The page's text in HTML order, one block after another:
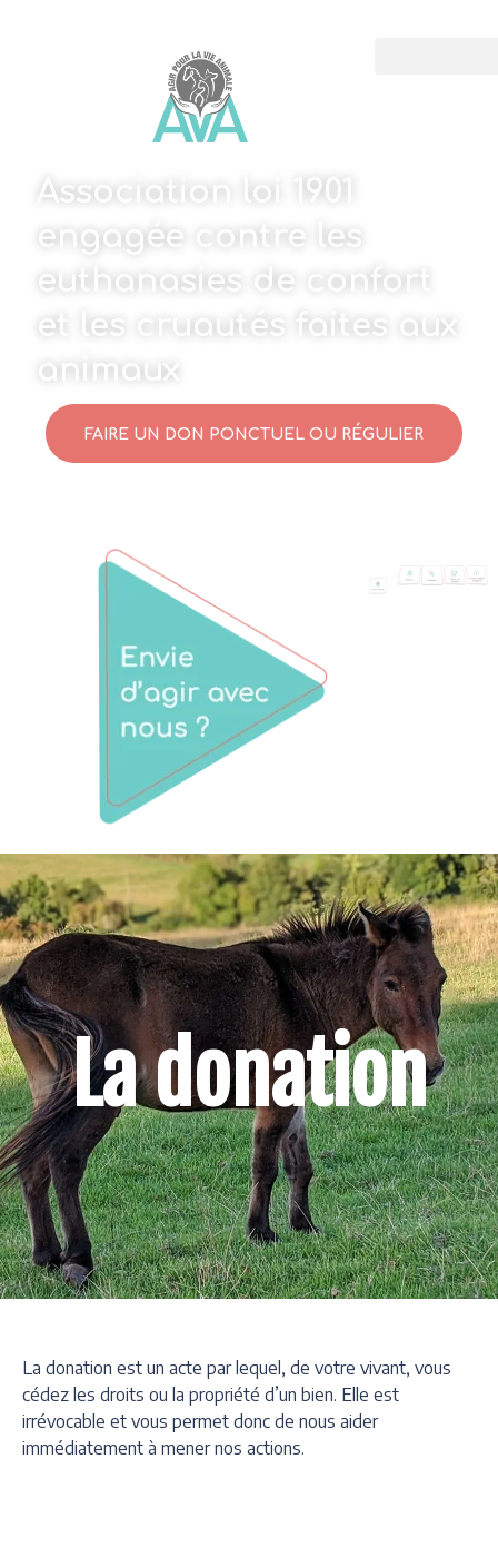
Association loi 1901
engagée contre les
euthanasies de confort
et les cruautés faites aux
animaux
FAIRE UN DON PONCTUEL OU RÉGULIER
La donation
La donation est un acte par lequel, de votre vivant, vous
cédez les droits ou la propriété d’un bien. Elle est
irrévocable et vous permet donc de nous aider
immédiatement à mener nos actions.